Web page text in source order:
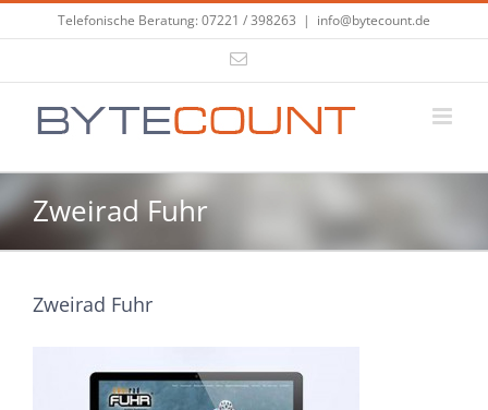
Inhalt
Telefonische Beratung: 07221 / 398263 | info@bytecount.de
E-
Zweirad Fuhr
Zweirad Fuhr